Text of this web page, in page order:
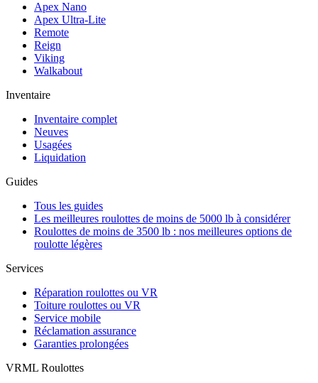
Apex Nano
Apex Ultra-Lite
Remote
Reign
Viking
Walkabout
Inventaire
Inventaire complet
Neuves
Usagées
Liquidation
Guides
Tous les guides
Les meilleures roulottes de moins de 5000 lb à considérer
Roulottes de moins de 3500 lb : nos meilleures options de
roulotte légères
Services
Réparation roulottes ou VR
Toiture roulottes ou VR
Service mobile
Réclamation assurance
Garanties prolongées
VRML Roulottes